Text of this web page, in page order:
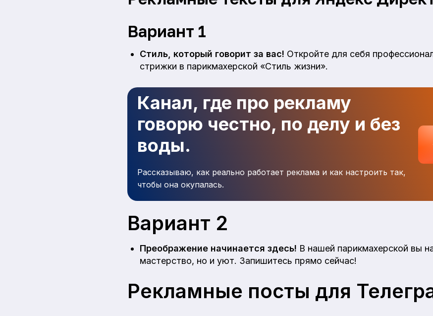
Вариант 1
Стиль, который говорит за вас! Откройте для себя
стрижки в парикмахерской «Стиль жизни».
Канал, где про рекламу
говорю честно, по делу и без
воды.
Рассказываю, как реально работает реклама и как настроить так,
чтобы она окупалась.
Вариант 2
Преображение начинается здесь! В нашей парикмахерской вы
мастерство, но и уют. Запишитесь прямо сейчас!
Рекламные посты для